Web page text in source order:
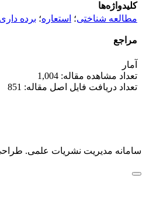
کلیدواژه‌ها
مطالعه شناختی؛ استعاره؛ برده داری
مراجع
آمار
تعداد مشاهده مقاله: 1,004
تعداد دریافت فایل اصل مقاله: 851
سامانه مدیریت نشریات علمی.